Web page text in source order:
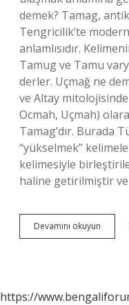
demek? Tamag,
Tengricilik’te
anlamlısıdır.
Tamug ve Tamu
derler. Uçmağ ne
ve Altay
Ocmah, Uçmah)
Tamag’dır. Burada
“yükselmek”
kelimesiyle
haline getirilmiştir ve
Devamını okuyun
Ne
https://